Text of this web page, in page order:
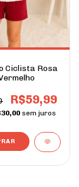
Ciclista Rosa
R$59,99
sem juros